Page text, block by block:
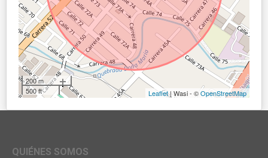
200 m
500 ft
Leaflet| Wasi - ©OpenStreetMap
QUIÉNES SOMOS